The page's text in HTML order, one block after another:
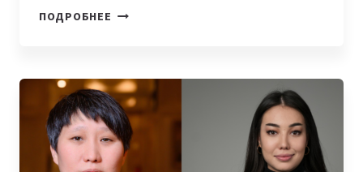
ПОДРОБНЕЕ AUTO.UZ
HELPING
PEOPLE
BUY
AND
SELL